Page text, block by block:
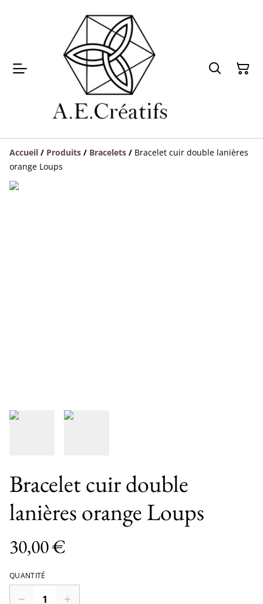
Accueil / Produits / Bracelets / Bracelet cuir double lanières
orange Loups
Bracelet cuir double
lanières orange Loups
30,00 €
QUANTITÉ